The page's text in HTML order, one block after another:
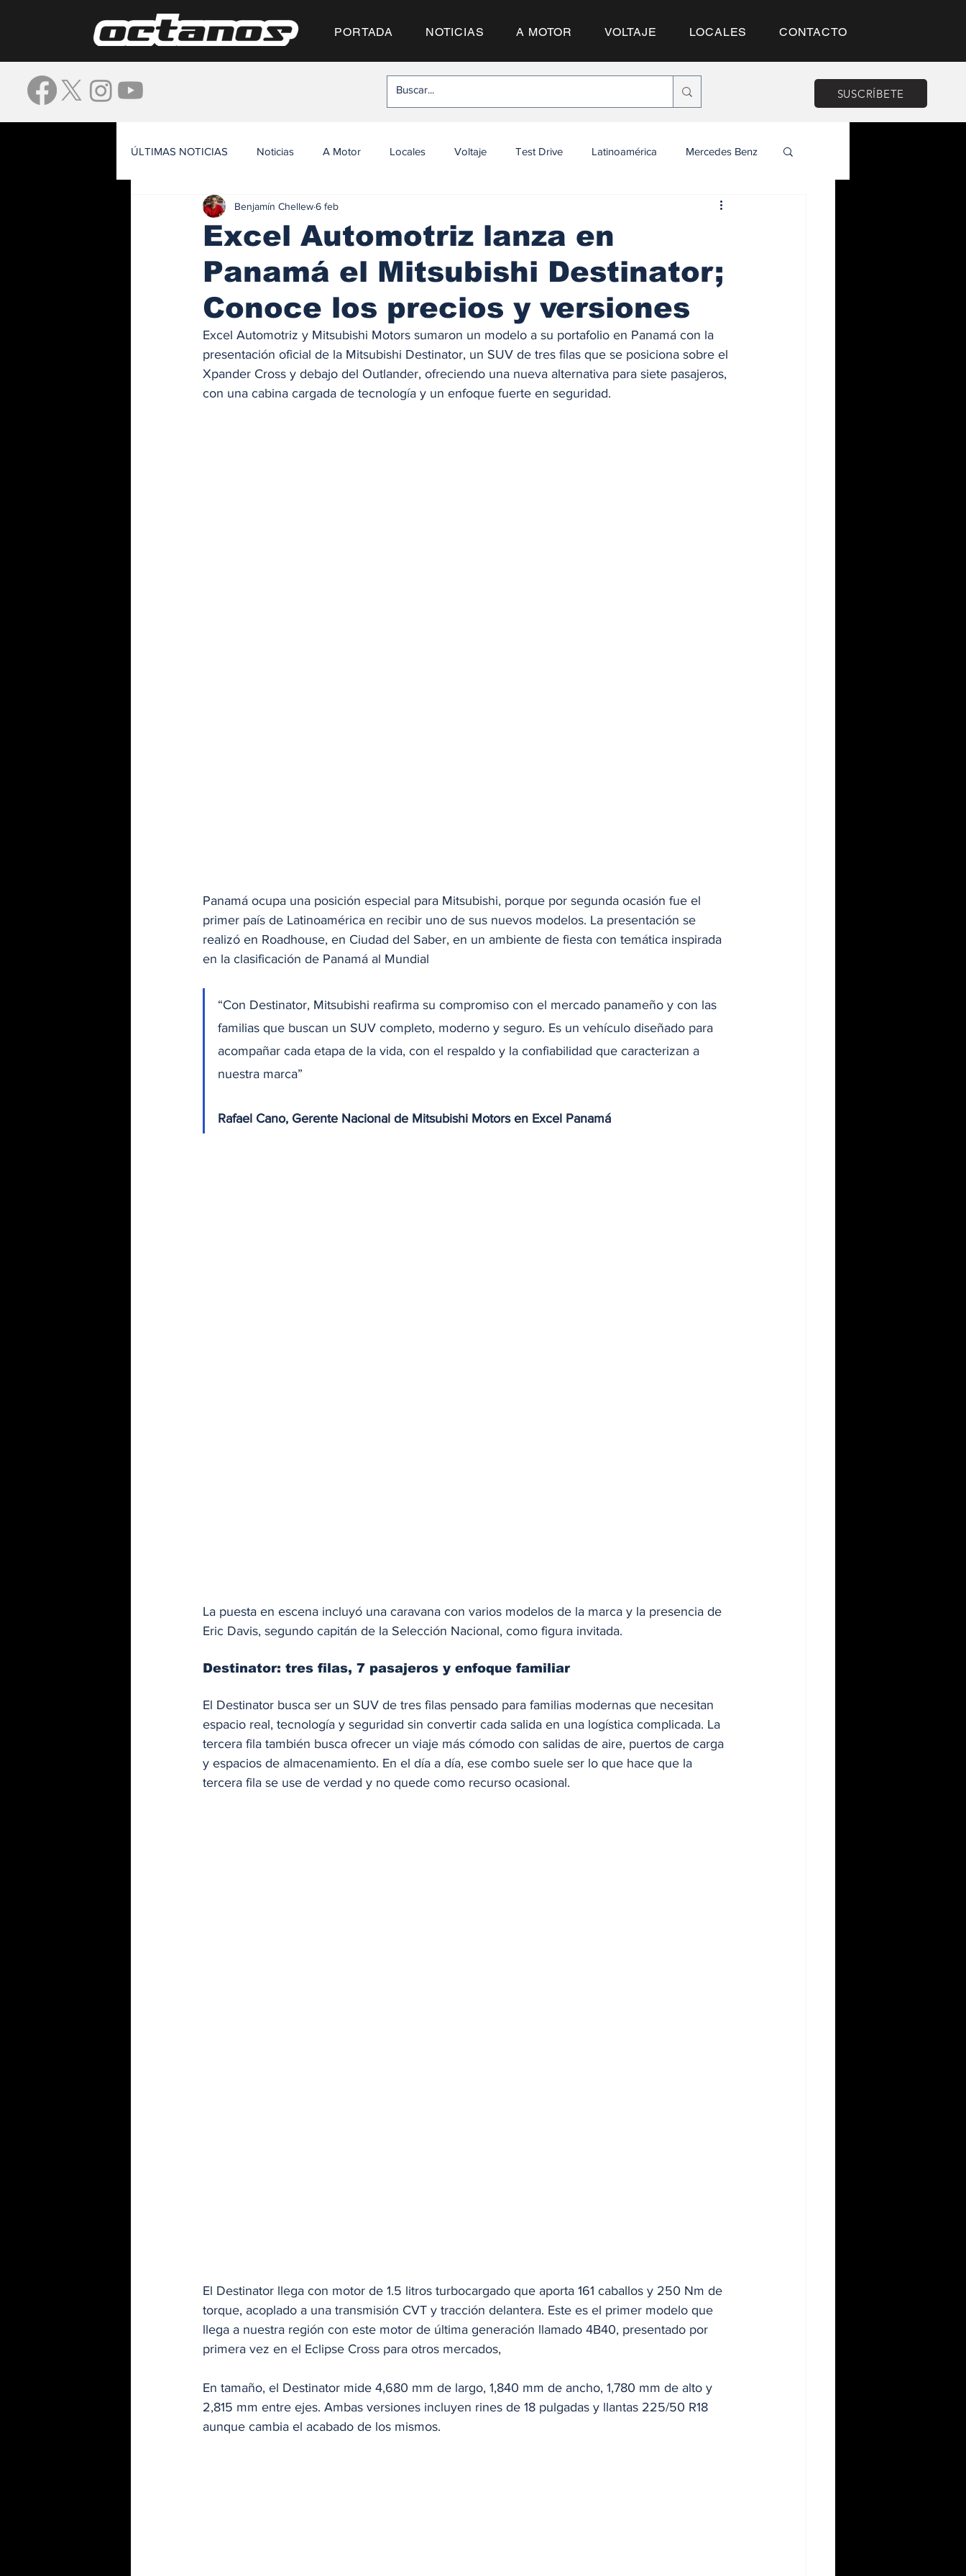
PORTADA NOTICIAS A MOTOR VOLTAJE LOCALES CONTACTO
SUSCRÍBETE
ÚLTIMAS NOTICIAS Noticias A Motor Locales Voltaje Test Drive Latinoamérica Mercedes Benz
Excel Automotriz lanza en
Panamá el Mitsubishi Destinator;
Conoce los precios y versiones
Benjamín Chellew6 feb
Excel Automotriz y Mitsubishi Motors sumaron un modelo a su portafolio en Panamá con la
presentación oficial de la Mitsubishi Destinator, un SUV de tres filas que se posiciona sobre el
Xpander Cross y debajo del Outlander, ofreciendo una nueva alternativa para siete pasajeros,
con una cabina cargada de tecnología y un enfoque fuerte en seguridad.
Panamá ocupa una posición especial para Mitsubishi, porque por segunda ocasión fue el
primer país de Latinoamérica en recibir uno de sus nuevos modelos. La presentación se
realizó en Roadhouse, en Ciudad del Saber, en un ambiente de fiesta con temática inspirada
en la clasificación de Panamá al Mundial
“Con Destinator, Mitsubishi reafirma su compromiso con el mercado panameño y con las
familias que buscan un SUV completo, moderno y seguro. Es un vehículo diseñado para
acompañar cada etapa de la vida, con el respaldo y la confiabilidad que caracterizan a
nuestra marca”
Rafael Cano, Gerente Nacional de Mitsubishi Motors en Excel Panamá
La puesta en escena incluyó una caravana con varios modelos de la marca y la presencia de
Eric Davis, segundo capitán de la Selección Nacional, como figura invitada.
Destinator: tres filas, 7 pasajeros y enfoque familiar
El Destinator busca ser un SUV de tres filas pensado para familias modernas que necesitan
espacio real, tecnología y seguridad sin convertir cada salida en una logística complicada. La
tercera fila también busca ofrecer un viaje más cómodo con salidas de aire, puertos de carga
y espacios de almacenamiento. En el día a día, ese combo suele ser lo que hace que la
tercera fila se use de verdad y no quede como recurso ocasional.
El Destinator llega con motor de 1.5 litros turbocargado que aporta 161 caballos y 250 Nm de
torque, acoplado a una transmisión CVT y tracción delantera. Este es el primer modelo que
llega a nuestra región con este motor de última generación llamado 4B40, presentado por
primera vez en el Eclipse Cross para otros mercados,
En tamaño, el Destinator mide 4,680 mm de largo, 1,840 mm de ancho, 1,780 mm de alto y
2,815 mm entre ejes. Ambas versiones incluyen rines de 18 pulgadas y llantas 225/50 R18
aunque cambia el acabado de los mismos.